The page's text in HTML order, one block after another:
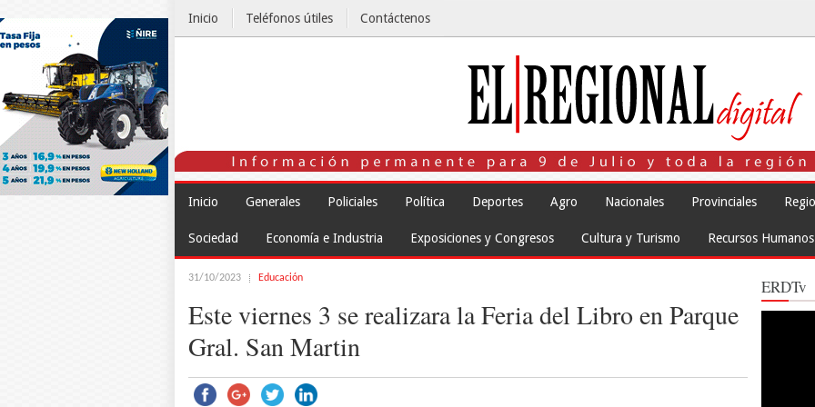
Inicio Teléfonos útiles Contáctenos
Inicio Generales Policiales Política Deportes Agro Nacionales Provinciales
Sociedad Economía e Industria Exposiciones y Congresos Cultura y Turismo Recursos Humanos
31/10/2023 Educación
Este viernes 3 se realizara la Feria del Libro en Parque
Gral. San Martin
ERDTv